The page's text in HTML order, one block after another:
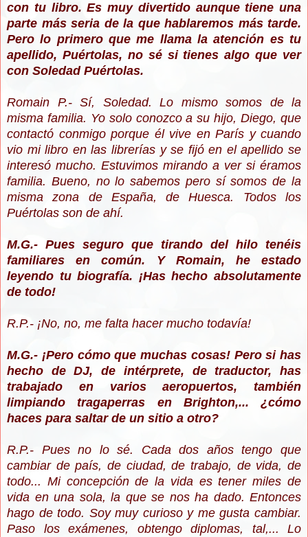
con tu libro. Es muy divertido aunque tiene una
parte más seria de la que hablaremos más tarde.
Pero lo primero que me llama la atención es tu
apellido, Puértolas, no sé si tienes algo que ver
con Soledad Puértolas.
Romain P.- Sí, Soledad. Lo mismo somos de la
misma familia. Yo solo conozco a su hijo, Diego, que
contactó conmigo porque él vive en París y cuando
vio mi libro en las librerías y se fijó en el apellido se
interesó mucho. Estuvimos mirando a ver si éramos
familia. Bueno, no lo sabemos pero sí somos de la
misma zona de España, de Huesca. Todos los
Puértolas son de ahí.
M.G.- Pues seguro que tirando del hilo tenéis
familiares en común. Y Romain, he estado
leyendo tu biografía. ¡Has hecho absolutamente
de todo!
R.P.- ¡No, no, me falta hacer mucho todavía!
M.G.- ¡Pero cómo que muchas cosas! Pero si has
hecho de DJ, de intérprete, de traductor, has
trabajado en varios aeropuertos, también
limpiando tragaperras en Brighton,... ¿cómo
haces para saltar de un sitio a otro?
R.P.- Pues no lo sé. Cada dos años tengo que
cambiar de país, de ciudad, de trabajo, de vida, de
todo... Mi concepción de la vida es tener miles de
vida en una sola, la que se nos ha dado. Entonces
hago de todo. Soy muy curioso y me gusta cambiar.
Paso los exámenes, obtengo diplomas, tal,... Lo